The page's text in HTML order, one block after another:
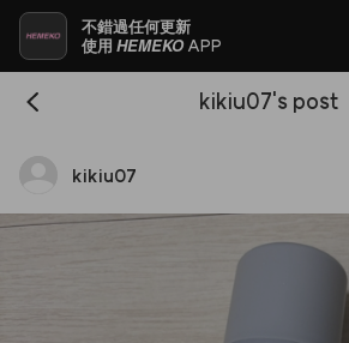
不錯過任何更新
使用 HEMEKO APP
kikiu07's post
kikiu07